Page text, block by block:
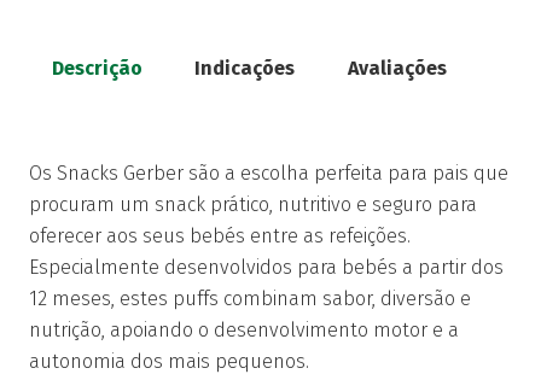
Descrição Indicações Avaliações
Os Snacks Gerber são a escolha perfeita para pais que
procuram um snack prático, nutritivo e seguro para
oferecer aos seus bebés entre as refeições.
Especialmente desenvolvidos para bebés a partir dos
12 meses, estes puffs combinam sabor, diversão e
nutrição, apoiando o desenvolvimento motor e a
autonomia dos mais pequenos.